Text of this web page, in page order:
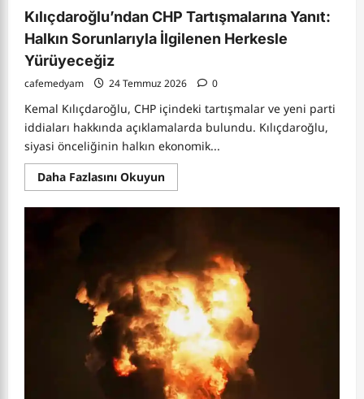
Kılıçdaroğlu’ndan CHP Tartışmalarına Yanıt:
Halkın Sorunlarıyla İlgilenen Herkesle
Yürüyeceğiz
cafemedyam 24 Temmuz 2026 0
Kemal Kılıçdaroğlu, CHP içindeki tartışmalar ve yeni parti
iddiaları hakkında açıklamalarda bulundu. Kılıçdaroğlu,
siyasi önceliğinin halkın ekonomik...
Daha Fazlasını OkuyunRead
more
Kılıçdaroğlu’ndan
Halkın
Sorunlarıyla
İlgilenen
Herkesle
Yürüyeceğiz